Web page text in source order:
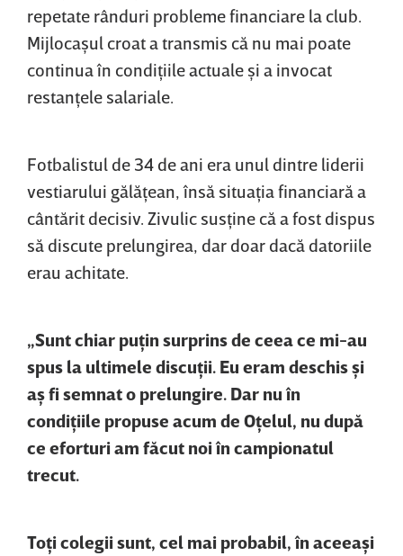
repetate rânduri probleme financiare la club.
Mijlocaşul croat a transmis că nu mai poate
continua în condiţiile actuale şi a invocat
restanţele salariale.
Fotbalistul de 34 de ani era unul dintre liderii
vestiarului gălăţean, însă situaţia financiară a
cântărit decisiv. Zivulic susţine că a fost dispus
să discute prelungirea, dar doar dacă datoriile
erau achitate.
„Sunt chiar puţin surprins de ceea ce mi-au
spus la ultimele discuţii. Eu eram deschis şi
aş fi semnat o prelungire. Dar nu în
condiţiile propuse acum de Oţelul, nu după
ce eforturi am făcut noi în campionatul
trecut.
Toţi colegii sunt, cel mai probabil, în aceeaşi